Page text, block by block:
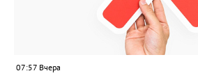
может быть семейной, а после модерации
визуального архива проекта. 20
пригласить на итоговую фотосессию в
«Карту улыбок», которую можно скачать,
опубликовать в социальных сетях,
получат все, кто улыбнулся.
07:57 Вчера